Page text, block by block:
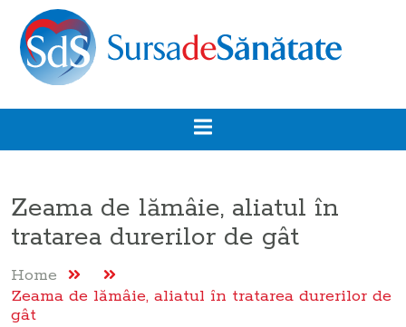
Zeama de lămâie, aliatul în
tratarea durerilor de gât
Home
Zeama de lămâie, aliatul în tratarea durerilor de
gât